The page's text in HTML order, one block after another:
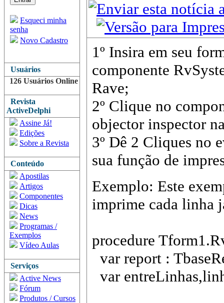
Esqueci minha
senha
Novo Cadastro
Usuários
126 Usuários Online
Revista
ActiveDelphi
Assine Já!
Edições
Sobre a Revista
Conteúdo
Apostilas
Artigos
Componentes
Dicas
News
Programas /
Exemplos
Vídeo Aulas
Serviços
Active News
Fórum
Produtos / Cursos
1º Insira em seu
componente
Rave;
2º Clique no
objector inspector
3º Dê 2 Cliques no
sua função de
Exemplo: Este
imprime cada linha
procedure
var report :
var